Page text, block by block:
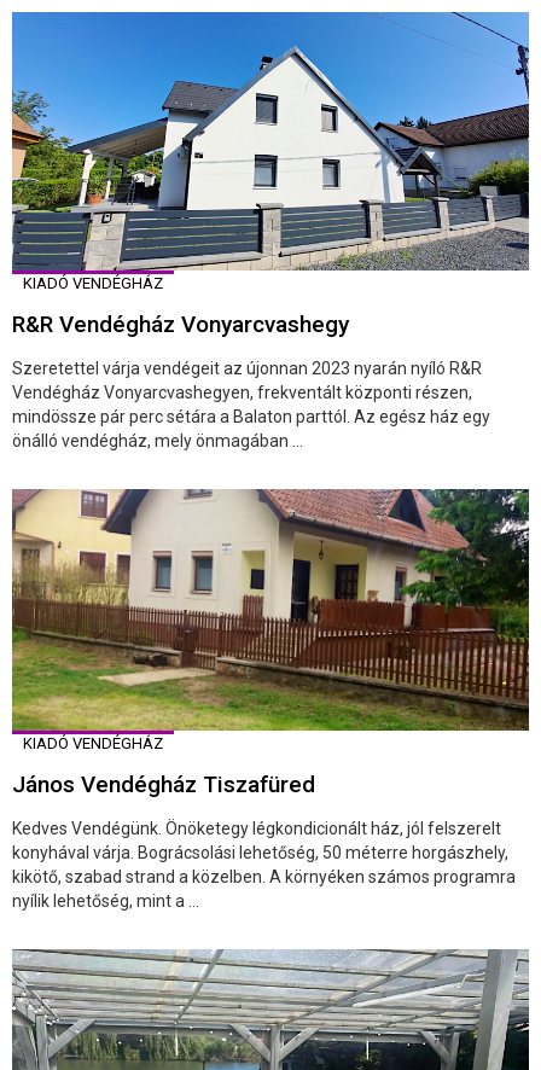
KIADÓ VENDÉGHÁZ
R&R Vendégház Vonyarcvashegy
Szeretettel várja vendégeit az újonnan 2023 nyarán nyíló R&R
Vendégház Vonyarcvashegyen, frekventált központi részen,
mindössze pár perc sétára a Balaton parttól. Az egész ház egy
önálló vendégház, mely önmagában ...
KIADÓ VENDÉGHÁZ
János Vendégház Tiszafüred
Kedves Vendégünk. Önöketegy légkondicionált ház, jól felszerelt
konyhával várja. Bográcsolási lehetőség, 50 méterre horgászhely,
kikötő, szabad strand a közelben. A környéken számos programra
nyílik lehetőség, mint a ...